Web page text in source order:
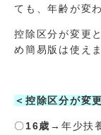
ても、年齢が変
控除区分が変更
め簡易版は使え
＜控除区分が変
〇16歳 →年少扶